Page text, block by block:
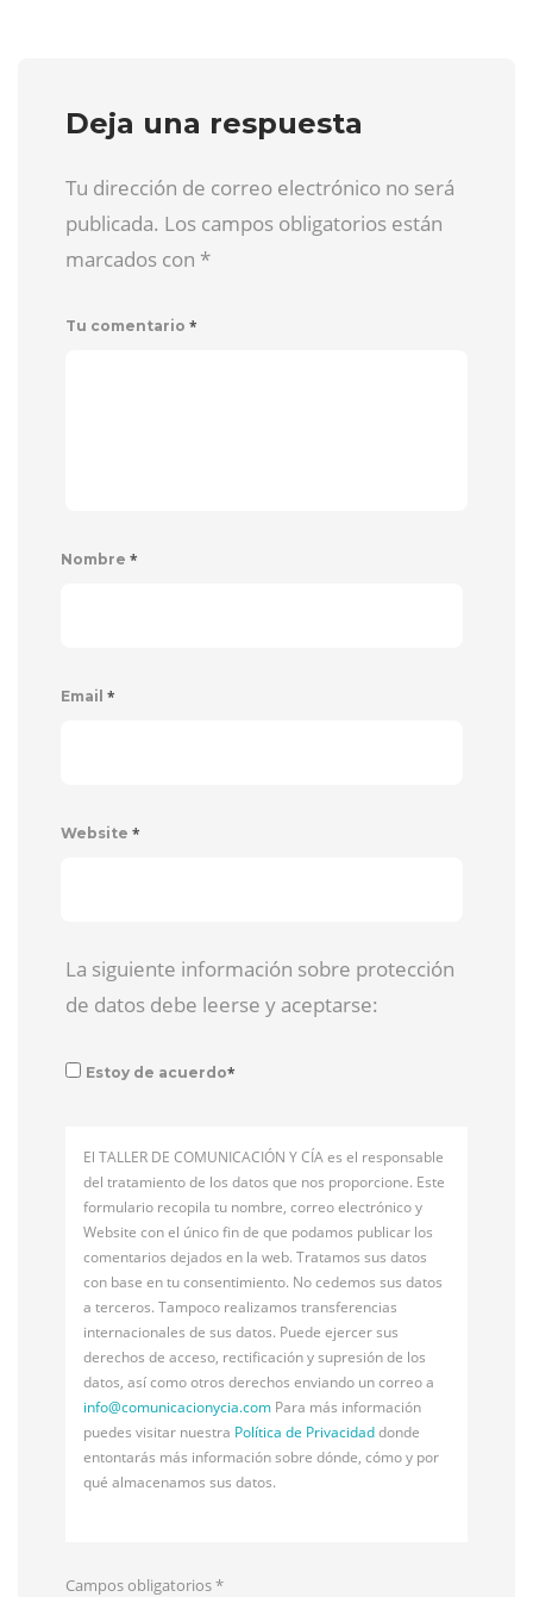
Deja una respuesta
Tu dirección de correo electrónico no será
publicada. Los campos obligatorios están
marcados con *
Tu comentario *
Nombre *
Email *
Website *
La siguiente información sobre protección
de datos debe leerse y aceptarse:
Estoy de acuerdo*
El TALLER DE COMUNICACIÓN Y CÍA es el responsable
del tratamiento de los datos que nos proporcione. Este
formulario recopila tu nombre, correo electrónico y
Website con el único fin de que podamos publicar los
comentarios dejados en la web. Tratamos sus datos
con base en tu consentimiento. No cedemos sus datos
a terceros. Tampoco realizamos transferencias
internacionales de sus datos. Puede ejercer sus
derechos de acceso, rectificación y supresión de los
datos, así como otros derechos enviando un correo a
info@comunicacionycia.com Para más información
puedes visitar nuestra Política de Privacidaddonde
entontarás más información sobre dónde, cómo y por
qué almacenamos sus datos.
Campos obligatorios*